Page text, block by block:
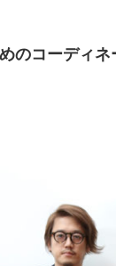
のコーディネ